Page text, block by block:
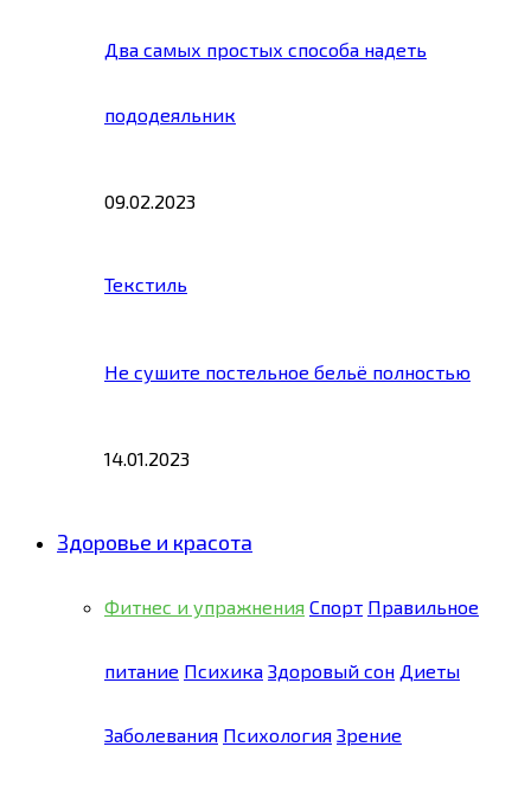
Два самых простых способа надеть
пододеяльник
09.02.2023
Текстиль
Не сушите постельное бельё полностью
14.01.2023
Здоровье и красота
Фитнес и упражнения Спорт Правильное
питание Психика Здоровый сон Диеты
Заболевания Психология Зрение